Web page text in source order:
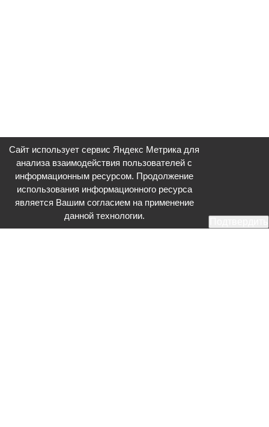
Сайт использует сервис Яндекс Метрика для
анализа взаимодействия пользователей с
информационным ресурсом. Продолжение
использования информационного ресурса
является Вашим согласием на применение
данной технологии.